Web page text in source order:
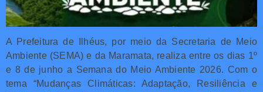
A Prefeitura de Ilhéus, por meio da Secretaria de Meio
Ambiente (SEMA) e da Maramata, realiza entre os dias 1º
e 8 de junho a Semana do Meio Ambiente 2026. Com o
tema “Mudanças Climáticas: Adaptação, Resiliência e